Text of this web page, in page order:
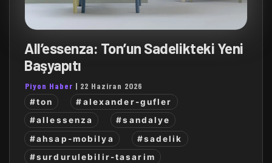
All’essenza: Ton’un Sadelikteki Yeni
Başyapıtı
Piyon Haber | 22 Haziran 2026
#ton
#alexander-gufler
#allessenza
#sandalye
#ahsap-mobilya
#sadelik
#surdurulebilir-tasarim